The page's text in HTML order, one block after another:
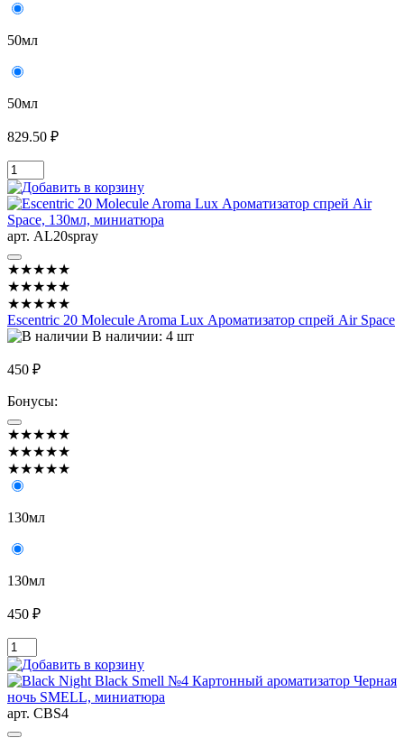
50мл
50мл
829.50 ₽
арт. AL20spray
★★★★★
★★★★★
★★★★★
Escentric 20 Molecule Aroma Lux Ароматизатор спрей Air Space
В наличии: 4 шт
450 ₽
Бонусы:
★★★★★
★★★★★
★★★★★
130мл
130мл
450 ₽
арт. CBS4